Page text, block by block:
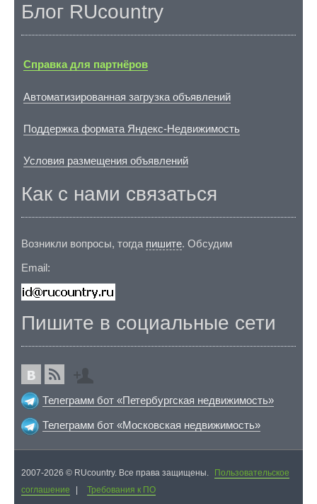
Блог RUcountry
Справка для партнёров
Автоматизированная загрузка объявлений
Поддержка формата Яндекс-Недвижимость
Условия размещения объявлений
Как с нами связаться
Возникли вопросы, тогда пишите. Обсудим
Email:
Пишите в социальные сети
Телеграмм бот «Петербургская недвижимость»
Телеграмм бот «Московская недвижимость»
2007-2026 © RUcountry. Все права защищены.
Пользовательское
соглашение
| Требования к ПО